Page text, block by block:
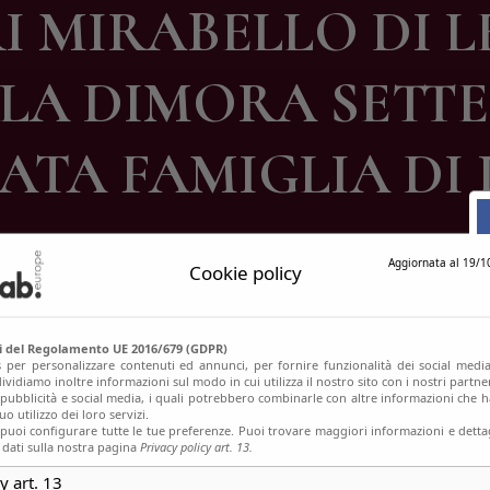
MIRABELLO DI
DIMORA
FAMIGLIA DI
Cookie policy Aggiornata al 19/
Regolamento UE 2016/679 (GDPR)
per personalizzare contenuti ed annunci, per fornire funzionalità dei social
inoltre informazioni sul modo in cui utilizza il nostro sito con i nostri
e social media, i quali potrebbero combinarle con altre informazioni che
utilizzo dei loro servizi.
configurare tutte le tue preferenze. Puoi trovare maggiori informazioni e
sulla nostra pagina Privacy policy art. 13.
art. 13